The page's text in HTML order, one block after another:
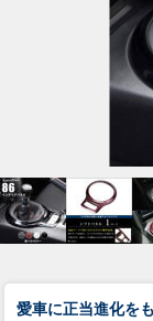
愛車に正当進化を